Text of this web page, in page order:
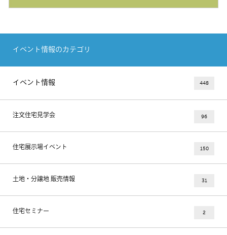
イベント情報のカテゴリ
イベント情報 448
注文住宅見学会 96
住宅展示場イベント 150
土地・分譲地 販売情報 31
住宅セミナー 2